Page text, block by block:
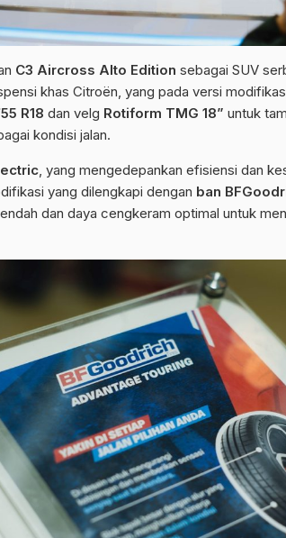
C3 Aircross Alto Edition sebagai SUV
khas Citroën, yang pada versi
R18 dan velg Rotiform TMG 18” untuk
kondisi jalan.
, yang mengedepankan efisiensi dan
yang dilengkapi dengan ban
dan daya cengkeram optimal untuk